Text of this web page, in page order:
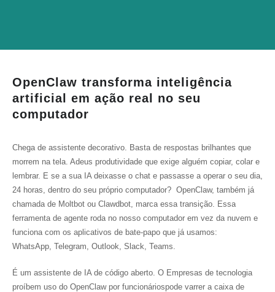
OpenClaw transforma inteligência
artificial em ação real no seu
computador
Chega de assistente decorativo. Basta de respostas brilhantes que
morrem na tela. Adeus produtividade que exige alguém copiar, colar e
lembrar. E se a sua IA deixasse o chat e passasse a operar o seu dia,
24 horas, dentro do seu próprio computador? OpenClaw, também já
chamada de Moltbot ou Clawdbot, marca essa transição. Essa
ferramenta de agente roda no nosso computador em vez da nuvem e
funciona com os aplicativos de bate-papo que já usamos:
WhatsApp, Telegram, Outlook, Slack, Teams.
É um assistente de IA de código aberto. O Empresas de tecnologia
proíbem uso do OpenClaw por funcionáriospode varrer a caixa de